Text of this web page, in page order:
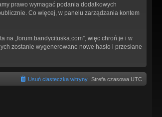
prawo wymagać podania dodatkowych
Co więcej, w panelu zarządzania kontem
na „forum.bandycituska.com”, więc chroń je i w
zostanie wygenerowane nowe hasło i przesłane
Strefa czasowa UTC
Usuń ciasteczka witryny